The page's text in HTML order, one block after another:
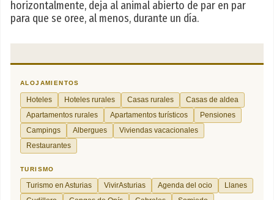
horizontalmente, deja al animal abierto de par en par
para que se oree, al menos, durante un día.